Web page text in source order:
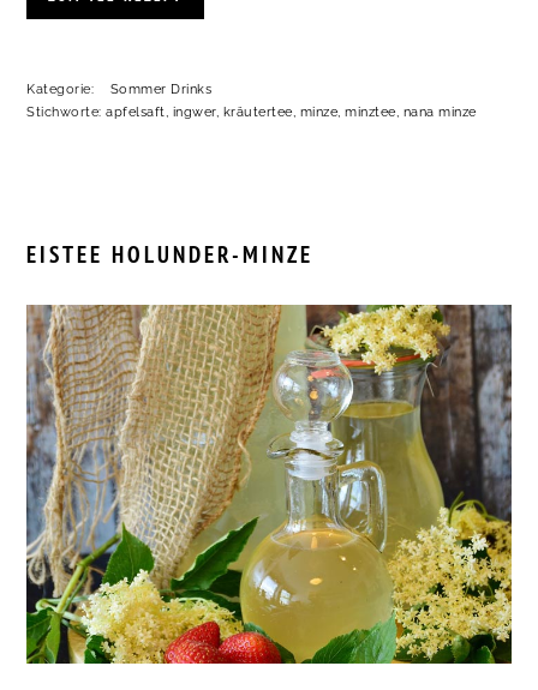
Kategorie:
Sommer Drinks
Stichworte:apfelsaft, ingwer, kräutertee, minze,minztee, nana minze
EISTEE HOLUNDER-MINZE